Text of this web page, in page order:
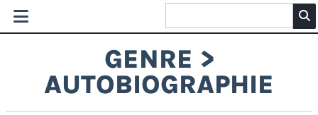
GENRE >
AUTOBIOGRAPHIE